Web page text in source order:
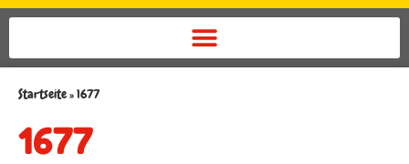
Startseite»1677
1677